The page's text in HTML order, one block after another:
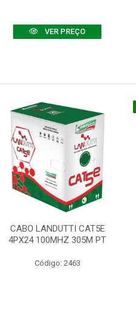
VER PREÇO
CABO LANDUTTI CAT5E
4PX24 100MHZ 305M PT
Código: 2463